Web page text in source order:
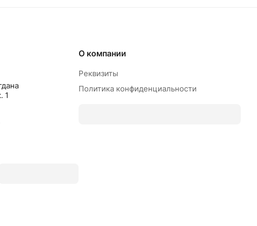
1
О компании
Реквизиты
Политика конфиденциальности